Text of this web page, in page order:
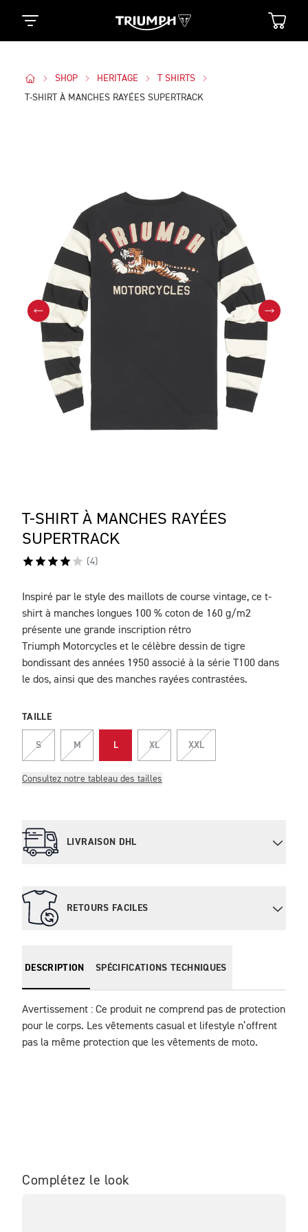
SHOP HERITAGE
T SHIRTS
T-SHIRT À MANCHES RAYÉES SUPERTRACK
T-SHIRT À MANCHES RAYÉES
SUPERTRACK
(4)
DESCRIPTION
Inspiré par le style des maillots de course vintage, ce t-
shirt à manches longues 100 % coton de 160 g/m2
présente une grande inscription rétro
Triumph Motorcycles et le célèbre dessin de tigre
bondissant des années 1950 associé à la série T100 dans
le dos, ainsi que des manches rayées contrastées.
TAILLE
S M L XL XXL
Consultez notre tableau des tailles
LIVRAISON DHL
RETOURS FACILES
DESCRIPTION SPÉCIFICATIONS TECHNIQUES
Avertissement : Ce produit ne comprend pas de protection
pour le corps. Les vêtements casual et lifestyle n’offrent
pas la même protection que les vêtements de moto.
Complétez le look